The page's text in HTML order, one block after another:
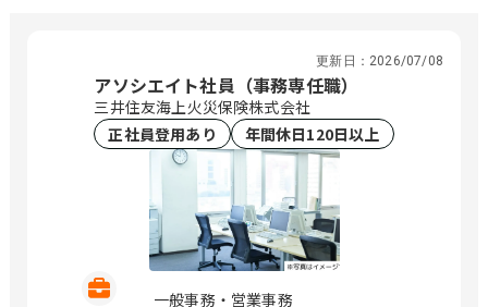
更新日： 2026/07/08
アソシエイト社員（事務専任職）
三井住友海上火災保険株式会社
正社員登用あり
年間休日120日以上
一般事務・営業事務